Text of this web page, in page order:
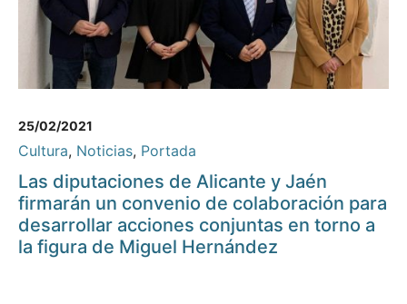
25/02/2021
Cultura, Noticias, Portada
Las diputaciones de Alicante y Jaén
firmarán un convenio de colaboración para
desarrollar acciones conjuntas en torno a
la figura de Miguel Hernández